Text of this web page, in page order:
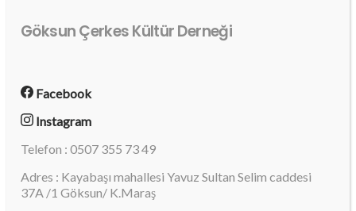
Göksun Çerkes Kültür Derneği
Facebook
Instagram
Telefon : 0507 355 73 49
Adres : Kayabaşı mahallesi Yavuz Sultan Selim caddesi
37A /1 Göksun/ K.Maraş